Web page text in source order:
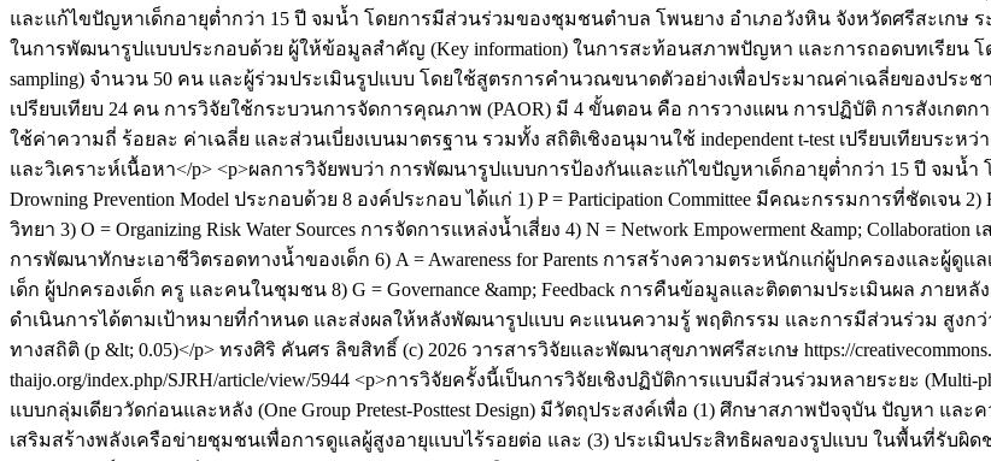
และแก้ไขปัญหาเด็กอายุต่ำกว่า 15 ปี จมน้ำ โดยการมีส่วนร่วมของชุมชนตำบล โพนยาง อำเภอวังหิน จังหวัดศรีสะเกษ ร
ในการพัฒนารูปแบบประกอบด้วย ผู้ให้ข้อมูลสำคัญ (Key information) ในการสะท้อนสภาพปัญหา และการถอดบทเรียน โ
sampling) จำนวน 50 คน และผู้ร่วมประเมินรูปแบบ โดยใช้สูตรการคำนวณขนาดตัวอย่างเพื่อประมาณค่าเฉลี่ยของปร
เปรียบเทียบ 24 คน การวิจัยใช้กระบวนการจัดการคุณภาพ (PAOR) มี 4 ขั้นตอน คือ การวางแผน การปฏิบัติ การสังเก
ใช้ค่าความถี่ ร้อยละ ค่าเฉลี่ย และส่วนเบี่ยงเบนมาตรฐาน รวมทั้ง สถิติเชิงอนุมานใช้ independent t-test เปรียบเทียบ
และวิเคราะห์เนื้อหา</p> <p>ผลการวิจัยพบว่า การพัฒนารูปแบบการป้องกันและแก้ไขปัญหาเด็กอายุต่ำกว่า 15 ปี จมน้
Drowning Prevention Model ประกอบด้วย 8 องค์ประกอบ ได้แก่ 1) P = Participation Committee มีคณะกรรมการที่ชัดเจน
วิทยา 3) O = Organizing Risk Water Sources การจัดการแหล่งน้ำเสี่ยง 4) N = Network Empowerment &amp;
การพัฒนาทักษะเอาชีวิตรอดทางน้ำของเด็ก 6) A = Awareness for Parents การสร้างความตระหนักแก่ผู้ปกครองและผู้ดูแล
เด็ก ผู้ปกครองเด็ก ครู และคนในชุมชน 8) G = Governance &amp; Feedback การคืนข้อมูลและติดตามประเมินผล ภ
ดำเนินการได้ตามเป้าหมายที่กำหนด และส่งผลให้หลังพัฒนารูปแบบ คะแนนความรู้ พฤติกรรม และการมีส่วนร่วม สูงกว่
ทางสถิติ (p &lt; 0.05)</p> ทรงศิริ คันศร ลิขสิทธิ์ (c) 2026 วารสารวิจัยและพัฒนาสุขภาพศรีสะเกษ https://
thaijo.org/index.php/SJRH/article/view/5944 <p>การวิจัยครั้งนี้เป็นการวิจัยเชิงปฏิบัติการแบบมีส่วนร่วมหลายระยะ (Multi-
แบบกลุ่มเดียววัดก่อนและหลัง (One Group Pretest-Posttest Design) มีวัตถุประสงค์เพื่อ (1) ศึกษาสภาพปัจจุบัน ปัญหา
เสริมสร้างพลังเครือข่ายชุมชนเพื่อการดูแลผู้สูงอายุแบบไร้รอยต่อ และ (3) ประเมินประสิทธิผลของรูปแบบ ในพื้นที่รับ